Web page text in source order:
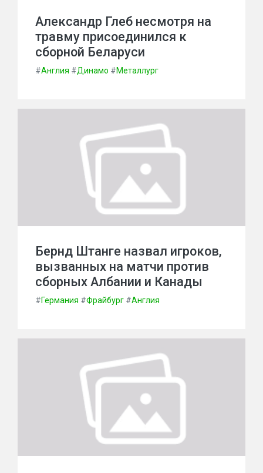
Александр Глеб несмотря на
травму присоединился к
сборной Беларуси
#Англия #Динамо #Металлург
Бернд Штанге назвал игроков,
вызванных на матчи против
сборных Албании и Канады
#Германия #Фрайбург #Англия